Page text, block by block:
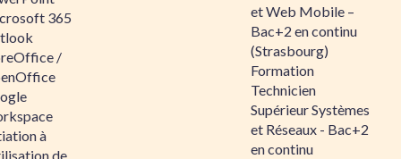
365
/
à
de
et Web Mobile –
Bac+2 en continu
(Strasbourg)
Formation
Technicien
Supérieur Systèmes
et Réseaux - Bac+2
en continu